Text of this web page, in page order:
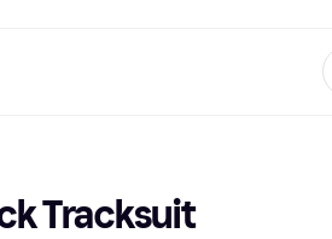
Tracksuit